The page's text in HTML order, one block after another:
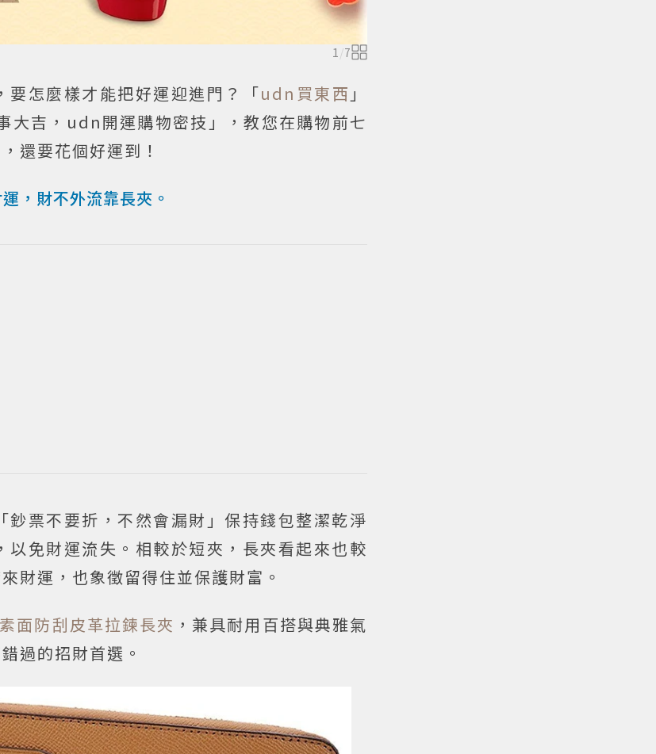
1/7
要怎麼樣才能把好運迎進門？「udn買東西 」
大吉，udn開運購物密技」，教您在購物前七
還要花個好運到！
，財不外流靠長夾。
票不要折，不然會漏財」保持錢包整潔乾淨
免財運流失。相較於短夾，長夾看起來也較
財運，也象徵留得住並保護財富。
面防刮皮革拉鍊長夾 ，兼具耐用百搭與典雅氣
過的招財首選。